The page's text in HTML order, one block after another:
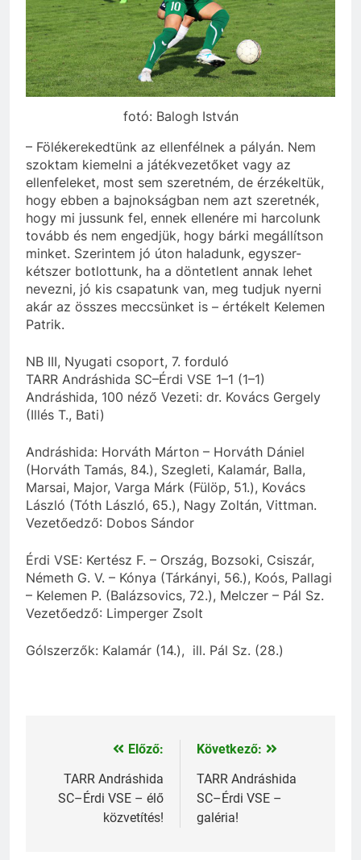
fotó: Balogh István
– Fölékerekedtünk az ellenfélnek a pályán. Nem
szoktam kiemelni a játékvezetőket vagy az
ellenfeleket, most sem szeretném, de érzékeltük,
hogy ebben a bajnokságban nem azt szeretnék,
hogy mi jussunk fel, ennek ellenére mi harcolunk
tovább és nem engedjük, hogy bárki megállítson
minket. Szerintem jó úton haladunk, egyszer-
kétszer botlottunk, ha a döntetlent annak lehet
nevezni, jó kis csapatunk van, meg tudjuk nyerni
akár az összes meccsünket is – értékelt Kelemen
Patrik.
NB III, Nyugati csoport, 7. forduló
TARR Andráshida SC–Érdi VSE 1–1 (1–1)
Andráshida, 100 néző Vezeti: dr. Kovács Gergely
(Illés T., Bati)
Andráshida: Horváth Márton – Horváth Dániel
(Horváth Tamás, 84.), Szegleti, Kalamár, Balla,
Marsai, Major, Varga Márk (Fülöp, 51.), Kovács
László (Tóth László, 65.), Nagy Zoltán, Vittman.
Vezetőedző: Dobos Sándor
Érdi VSE: Kertész F. – Ország, Bozsoki, Csiszár,
Németh G. V. – Kónya (Tárkányi, 56.), Koós, Pallagi
– Kelemen P. (Balázsovics, 72.), Melczer – Pál Sz.
Vezetőedző: Limperger Zsolt
Gólszerzők: Kalamár (14.), ill. Pál Sz. (28.)
Bejegyzés
navigáció
Előző:
TARR Andráshida
SC–Érdi VSE – élő
közvetítés!
Következő:
TARR Andráshida
SC–Érdi VSE –
galéria!